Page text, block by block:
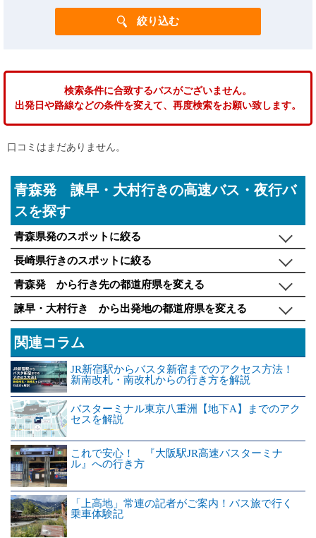
検索条件に合致するバスがございません。
出発日や路線などの条件を変えて、再度検索をお願い致します。
口コミはまだありません。
青森発 諫早・大村行きの高速バス・夜行バ
スを探す
青森県発のスポットに絞る
長崎県行きのスポットに絞る
青森発 から行き先の都道府県を変える
諫早・大村行き から出発地の都道府県を変える
関連コラム
JR新宿駅からバスタ新宿までのアクセス方法！
新南改札・南改札からの行き方を解説
バスターミナル東京八重洲【地下A】までのアク
セスを解説
これで安心！ 『大阪駅JR高速バスターミナ
ル』への行き方
「上高地」常連の記者がご案内！バス旅で行く
乗車体験記